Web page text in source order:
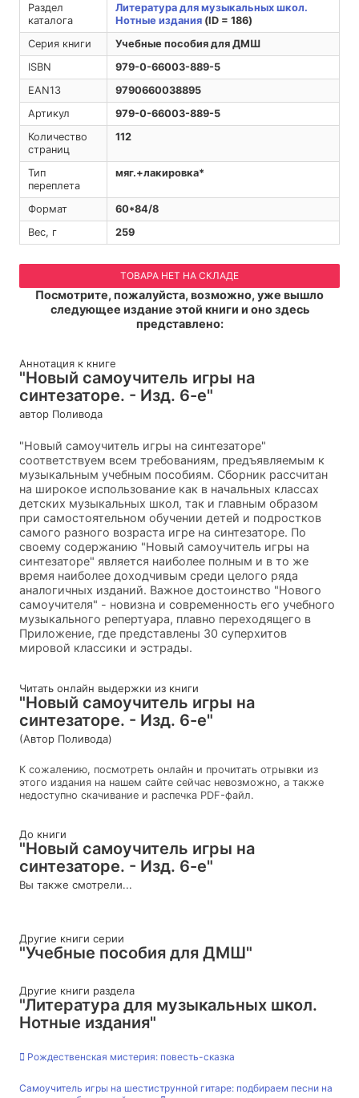
Раздел
каталога
Литература для музыкальных школ.
Нотные издания(ID = 186)
Серия книги
Учебные пособия для ДМШ
ISBN
979-0-66003-889-5
EAN13
9790660038895
Артикул
979-0-66003-889-5
Количество
страниц
112
Тип
переплета
мяг.+лакировка*
Формат
60*84/8
Вес, г
259
ТОВАРА НЕТ НА СКЛАДЕ
Посмотрите, пожалуйста, возможно, уже вышло
следующее издание этой книги и оно здесь
представлено:
Аннотация к книге
"Новый самоучитель игры на
синтезаторе. - Изд. 6-е"
автор Поливода
"Новый самоучитель игры на синтезаторе"
соответствуем всем требованиям, предъявляемым к
музыкальным учебным пособиям. Сборник рассчитан
на широкое использование как в начальных классах
детских музыкальных школ, так и главным образом
при самостоятельном обучении детей и подростков
самого разного возраста игре на синтезаторе. По
своему содержанию "Новый самоучитель игры на
синтезаторе" является наиболее полным и в то же
время наиболее доходчивым среди целого ряда
аналогичных изданий. Важное достоинство "Нового
самоучителя" - новизна и современность его учебного
музыкального репертуара, плавно переходящего в
Приложение, где представлены 30 суперхитов
мировой классики и эстрады.
Читать онлайн выдержки из книги
"Новый самоучитель игры на
синтезаторе. - Изд. 6-е"
(Автор Поливода)
К сожалению, посмотреть онлайн и прочитать отрывки из
этого издания на нашем сайте сейчас невозможно, а также
недоступно скачивание и распечка PDF-файл.
До книги
"Новый самоучитель игры на
синтезаторе. - Изд. 6-е"
Вы также смотрели...
Другие книги серии
"Учебные пособия для ДМШ"
Другие книги раздела
"Литература для музыкальных школ.
Нотные издания"
Рождественская мистерия: повесть-сказка
Самоучитель игры на шестиструнной гитаре: подбираем песни на